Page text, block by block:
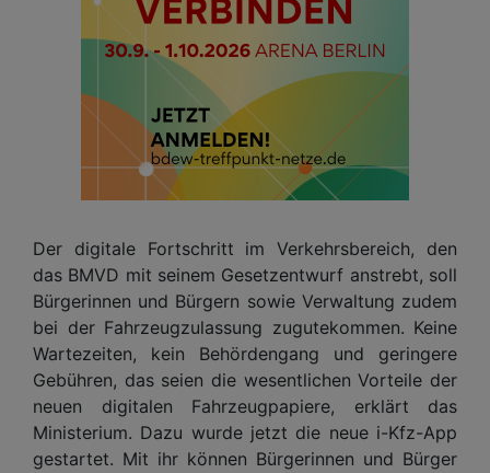
Der digitale Fortschritt im Verkehrsbereich, den
das BMVD mit seinem Gesetzentwurf anstrebt, soll
Bürgerinnen und Bürgern sowie Verwaltung zudem
bei der Fahrzeugzulassung zugutekommen. Keine
Wartezeiten, kein Behördengang und geringere
Gebühren, das seien die wesentlichen Vorteile der
neuen digitalen Fahrzeugpapiere, erklärt das
Ministerium. Dazu wurde jetzt die neue i-Kfz-App
gestartet. Mit ihr können Bürgerinnen und Bürger